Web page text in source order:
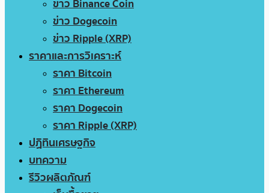
ข่าว Binance Coin
ข่าว Dogecoin
ข่าว Ripple (XRP)
ราคาและการวิเคราะห์
ราคา Bitcoin
ราคา Ethereum
ราคา Dogecoin
ราคา Ripple (XRP)
ปฏิทินเศรษฐกิจ
บทความ
รีวิวผลิตภัณฑ์